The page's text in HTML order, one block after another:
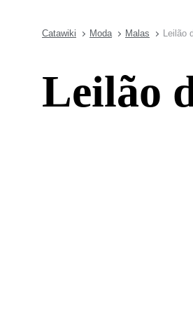
Catawiki Moda Malas Leilão
Leilão